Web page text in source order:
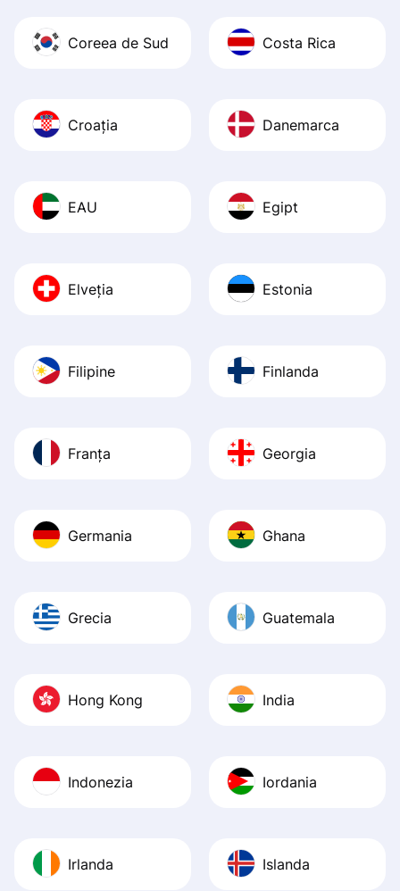
Coreea de Sud Costa Rica
Croația Danemarca
EAU Egipt
Elveția Estonia
Filipine Finlanda
Franța Georgia
Germania Ghana
Grecia Guatemala
Hong Kong India
Indonezia Iordania
Irlanda Islanda